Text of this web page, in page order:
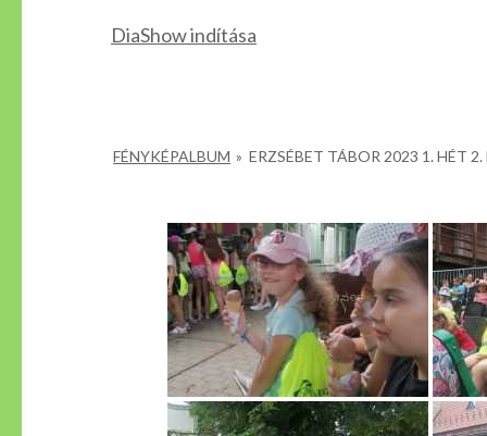
DiaShow indítása
FÉNYKÉPALBUM » ERZSÉBET TÁBOR 2023 1. HÉT